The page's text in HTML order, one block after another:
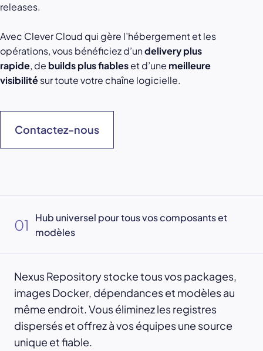
releases.
Avec Clever Cloud qui gère l’hébergement et les
opérations, vous bénéficiez d’undelivery plus
rapide, de builds plus fiableset d’une meilleure
visibilitésur toute votre chaîne logicielle.
Contactez-nous
01
Hub universel pour tous vos composants et
modèles
Nexus Repository stocke tous vos packages,
images Docker, dépendances et modèles au
même endroit. Vous éliminez les registres
dispersés et offrez à vos équipes une source
unique et fiable.